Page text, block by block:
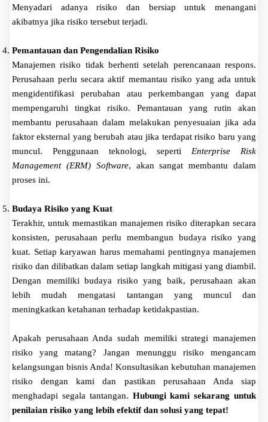
Menyadari adanya risiko dan bersiap untuk menangani
akibatnya jika risiko tersebut terjadi.
Pemantauan dan Pengendalian Risiko
Manajemen risiko tidak berhenti setelah perencanaan respons.
Perusahaan perlu secara aktif memantau risiko yang ada untuk
mengidentifikasi perubahan atau perkembangan yang dapat
mempengaruhi tingkat risiko. Pemantauan yang rutin akan
membantu perusahaan dalam melakukan penyesuaian jika ada
faktor eksternal yang berubah atau jika terdapat risiko baru yang
muncul. Penggunaan teknologi, seperti Enterprise Risk
Management (ERM) Software, akan sangat membantu dalam
proses ini.
Budaya Risiko yang Kuat
Terakhir, untuk memastikan manajemen risiko diterapkan secara
konsisten, perusahaan perlu membangun budaya risiko yang
kuat. Setiap karyawan harus memahami pentingnya manajemen
risiko dan dilibatkan dalam setiap langkah mitigasi yang diambil.
Dengan memiliki budaya risiko yang baik, perusahaan akan
lebih mudah mengatasi tantangan yang muncul dan
meningkatkan ketahanan terhadap ketidakpastian.
Apakah perusahaan Anda sudah memiliki strategi manajemen
risiko yang matang? Jangan menunggu risiko mengancam
kelangsungan bisnis Anda! Konsultasikan kebutuhan manajemen
risiko dengan kami dan pastikan perusahaan Anda siap
menghadapi segala tantangan. Hubungi kami sekarang untuk
penilaian risiko yang lebih efektif dan solusi yang tepat!